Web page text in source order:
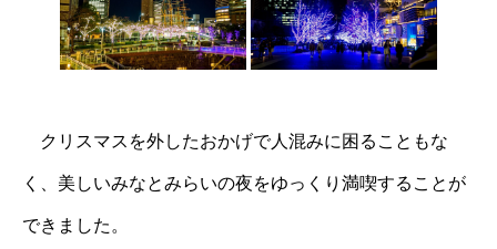
クリスマスを外したおかげで人混みに困ることもな
く、美しいみなとみらいの夜をゆっくり満喫することが
できました。